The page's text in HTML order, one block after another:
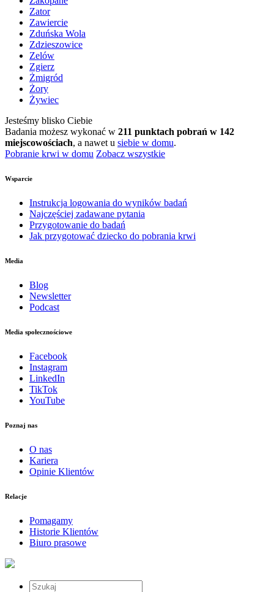
Zator
Zawiercie
Zduńska Wola
Zdzieszowice
Zelów
Zgierz
Żmigród
Żory
Żywiec
Jesteśmy blisko Ciebie
Badania możesz wykonać w 211 punktach pobrań w 142
miejscowościach, a nawet u siebie w domu.
Pobranie krwi w domu Zobacz wszystkie
Wsparcie
Instrukcja logowania do wyników badań
Najczęściej zadawane pytania
Przygotowanie do badań
Jak przygotować dziecko do pobrania krwi
Media
Blog
Newsletter
Podcast
Media społecznościowe
Facebook
Instagram
LinkedIn
TikTok
YouTube
Poznaj nas
O nas
Kariera
Opinie Klientów
Relacje
Pomagamy
Historie Klientów
Biuro prasowe